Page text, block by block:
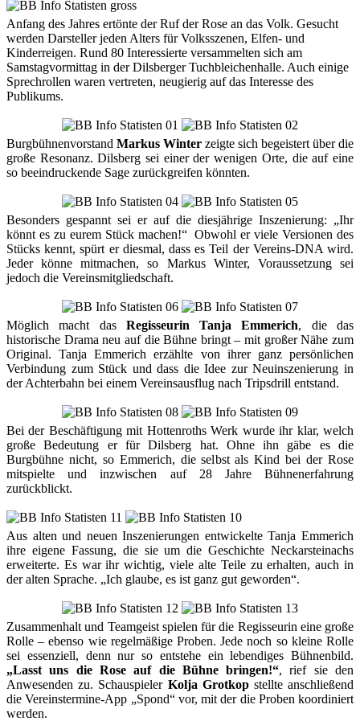
Anfang des Jahres ertönte der Ruf der Rose an das Volk. Gesucht
werden Darsteller jeden Alters für Volksszenen, Elfen- und
Kinderreigen. Rund 80 Interessierte versammelten sich am
Samstagvormittag in der Dilsberger Tuchbleichenhalle. Auch einige
Sprechrollen waren vertreten, neugierig auf das Interesse des
Publikums.
Burgbühnenvorstand Markus Winter zeigte sich begeistert über die
große Resonanz. Dilsberg sei einer der wenigen Orte, die auf eine
so beeindruckende Sage zurückgreifen könnten.
Besonders gespannt sei er auf die diesjährige Inszenierung: „Ihr
könnt es zu eurem Stück machen!“ Obwohl er viele Versionen des
Stücks kennt, spürt er diesmal, dass es Teil der Vereins-DNA wird.
Jeder könne mitmachen, so Markus Winter, Voraussetzung sei
jedoch die Vereinsmitgliedschaft.
Möglich macht das Regisseurin Tanja Emmerich, die das
historische Drama neu auf die Bühne bringt – mit großer Nähe zum
Original. Tanja Emmerich erzählte von ihrer ganz persönlichen
Verbindung zum Stück und dass die Idee zur Neuinszenierung in
der Achterbahn bei einem Vereinsausflug nach Tripsdrill entstand.
Bei der Beschäftigung mit Hottenroths Werk wurde ihr klar, welch
große Bedeutung er für Dilsberg hat. Ohne ihn gäbe es die
Burgbühne nicht, so Emmerich, die selbst als Kind bei der Rose
mitspielte und inzwischen auf 28 Jahre Bühnenerfahrung
zurückblickt.
Aus alten und neuen Inszenierungen entwickelte Tanja Emmerich
ihre eigene Fassung, die sie um die Geschichte Neckarsteinachs
erweiterte. Es war ihr wichtig, viele alte Teile zu erhalten, auch in
der alten Sprache. „Ich glaube, es ist ganz gut geworden“.
Zusammenhalt und Teamgeist spielen für die Regisseurin eine große
Rolle – ebenso wie regelmäßige Proben. Jede noch so kleine Rolle
sei essenziell, denn nur so entstehe ein lebendiges Bühnenbild.
„Lasst uns die Rose auf die Bühne bringen!“, rief sie den
Anwesenden zu. Schauspieler Kolja Grotkopstellte anschließend
die Vereinstermine-App „Spond“ vor, mit der die Proben koordiniert
werden.